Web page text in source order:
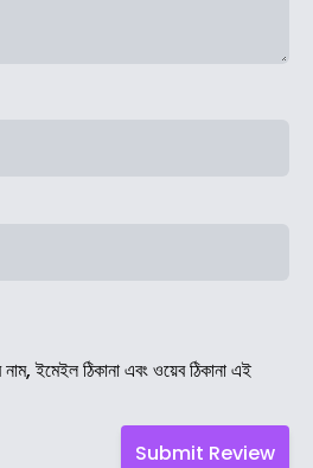
ইমেইল ঠিকানা এবং ওয়েব ঠিকানা এই